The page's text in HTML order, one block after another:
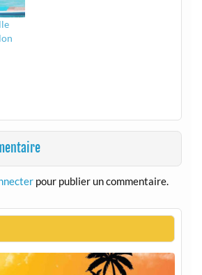
pour publier un commentaire.